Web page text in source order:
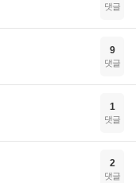
댓글
9
댓글
1
댓글
2
댓글